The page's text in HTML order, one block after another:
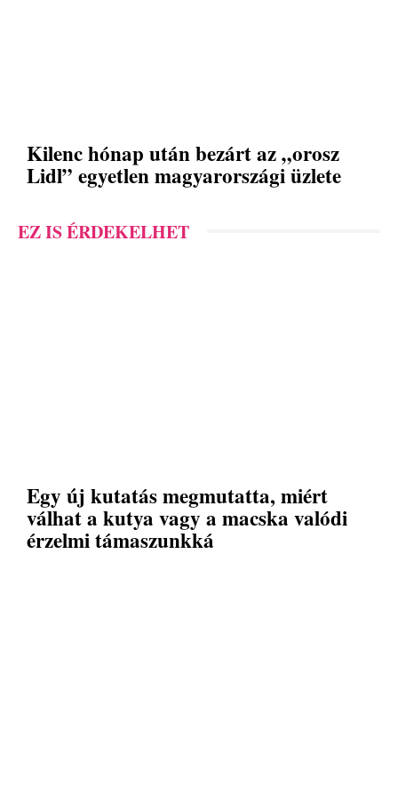
Kilenc hónap után bezárt az „orosz
Lidl” egyetlen magyarországi üzlete
EZ IS ÉRDEKELHET
Egy új kutatás megmutatta, miért
válhat a kutya vagy a macska valódi
érzelmi támaszunkká